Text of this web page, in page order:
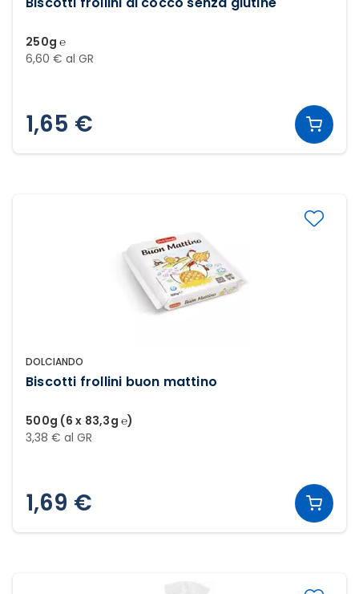
250g ℮
6,60 € al GR
1,65 €
DOLCIANDO
Biscotti frollini buon mattino
500g (6 x 83,3g ℮)
3,38 € al GR
1,69 €